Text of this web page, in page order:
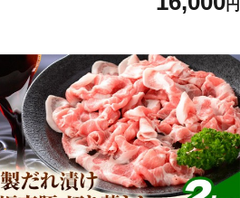
社ゆうゆう農園 スイーツ おや
河内町 【配送不可地域あり】
縄・離島）
円